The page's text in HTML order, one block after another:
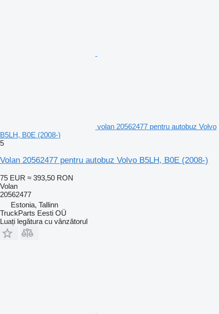
volan 20562477 pentru autobuz Volvo
B5LH, B0E (2008-)
5
Volan 20562477 pentru autobuz Volvo B5LH, B0E (2008-)
75 EUR ≈ 393,50 RON
Volan
20562477
Estonia, Tallinn
TruckParts Eesti OÜ
Luați legătura cu vânzătorul